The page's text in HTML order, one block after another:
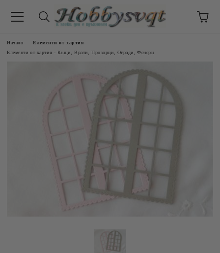
Начало
Елементи от хартия
Елементи от хартия - Къщи, Врати, Прозорци, Огради, Фенери